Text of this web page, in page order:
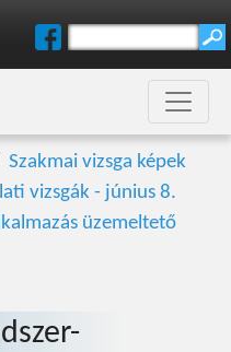
Szakmai vizsga képek
vizsgák - június 8.
üzemeltető